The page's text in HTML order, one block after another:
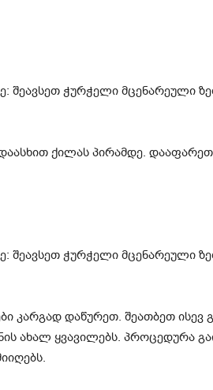
ქილას პირამდე.
კარგად დაწურეთ. შეათბეთ ისევ
ახალ ყვავილებს. პროცედურა